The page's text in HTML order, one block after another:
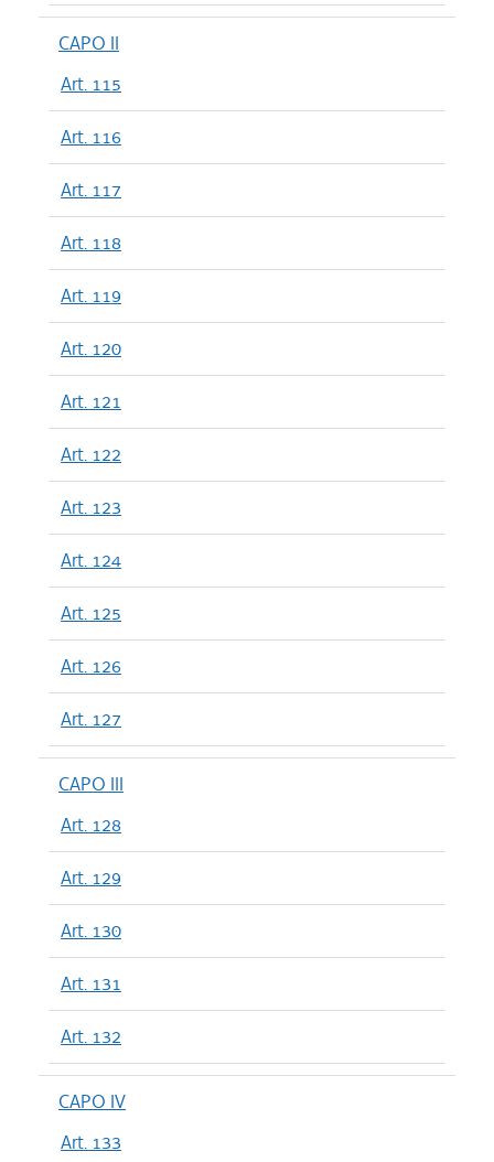
CAPO II
Art. 115
Art. 116
Art. 117
Art. 118
Art. 119
Art. 120
Art. 121
Art. 122
Art. 123
Art. 124
Art. 125
Art. 126
Art. 127
CAPO III
Art. 128
Art. 129
Art. 130
Art. 131
Art. 132
CAPO IV
Art. 133